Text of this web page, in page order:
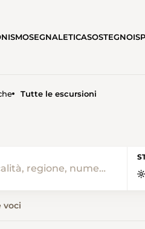
SEGNALETICASOSTEGNO
Tutte le escursioni
voci